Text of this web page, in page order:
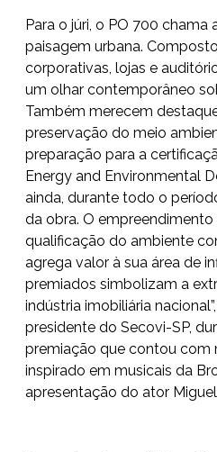
Para o júri, o PO 700 chama
paisagem urbana.
corporativas, lojas e
um olhar contemporâneo
Também merecem
preservação do meio
preparação para a
Energy and Environmental
ainda, durante todo o
da obra. O
qualificação do ambiente
agrega valor à sua área de
premiados simbolizam a
indústria imobiliária
presidente do Secovi-SP,
premiação que contou com
inspirado em musicais da
apresentação do ator